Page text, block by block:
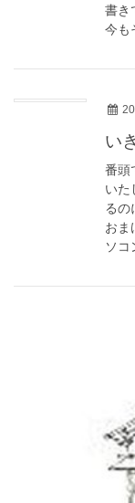
書
今も
い
番頭
いた
るの
おま
ソ